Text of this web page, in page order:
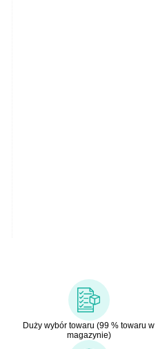
Duży wybór towaru (99 % towaru w
magazynie)